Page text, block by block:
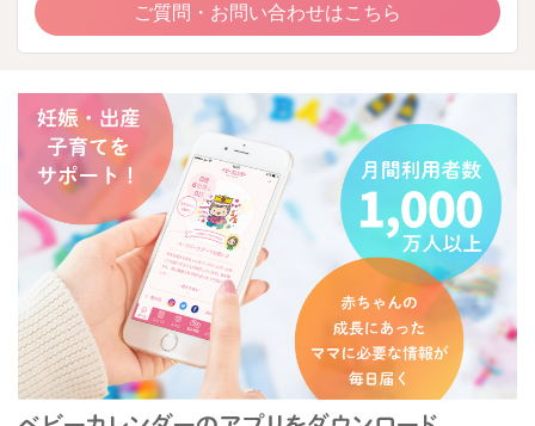
ご質問・お問い合わせはこちら